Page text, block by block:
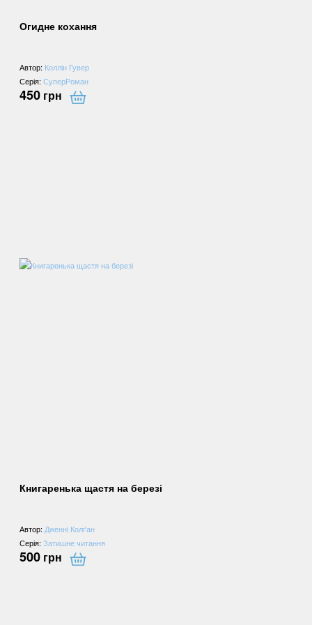
Огидне кохання
Автор: Коллін Гувер
Серія:СуперРоман
450 грн
Книгаренька щастя на березі
Автор: Дженнi Колґан
Серія:Затишне читання
500 грн